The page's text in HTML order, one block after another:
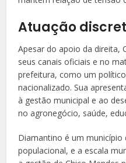
Atuação
Apesar do apoio da direita,
seus canais oficiais e no
prefeitura, como um
nacionalizado. Sua
à gestão municipal e ao
no agronegócio, saúde,
Diamantino é um município
populacional, e a escala